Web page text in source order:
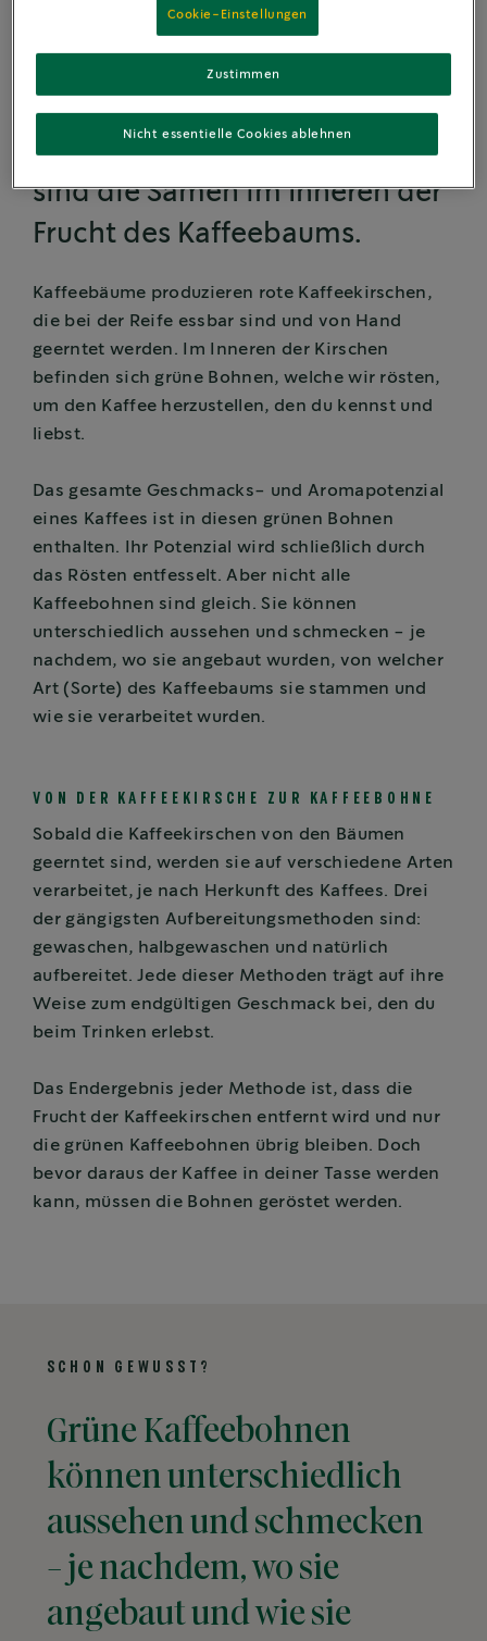
Kaffeebohnen?
Wusstest du, dass Kaffee eine
Frucht ist? Grüne Kaffeebohnen
sind die Samen im Inneren der
Frucht des Kaffeebaums.
Kaffeebäume produzieren rote Kaffeekirschen,
die bei der Reife essbar sind und von Hand
geerntet werden. Im Inneren der Kirschen
befinden sich grüne Bohnen, welche wir rösten,
um den Kaffee herzustellen, den du kennst und
liebst.
Das gesamte Geschmacks- und Aromapotenzial
eines Kaffees ist in diesen grünen Bohnen
enthalten. Ihr Potenzial wird schließlich durch
das Rösten entfesselt. Aber nicht alle
Kaffeebohnen sind gleich. Sie können
unterschiedlich aussehen und schmecken - je
nachdem, wo sie angebaut wurden, von welcher
Art (Sorte) des Kaffeebaums sie stammen und
wie sie verarbeitet wurden.
VON DER KAFFEEKIRSCHE ZUR KAFFEEBOHNE
Sobald die Kaffeekirschen von den Bäumen
geerntet sind, werden sie auf verschiedene Arten
verarbeitet, je nach Herkunft des Kaffees. Drei
der gängigsten Aufbereitungsmethoden sind:
gewaschen, halbgewaschen und natürlich
aufbereitet. Jede dieser Methoden trägt auf ihre
Weise zum endgültigen Geschmack bei, den du
beim Trinken erlebst.
Das Endergebnis jeder Methode ist, dass die
Frucht der Kaffeekirschen entfernt wird und nur
die grünen Kaffeebohnen übrig bleiben. Doch
bevor daraus der Kaffee in deiner Tasse werden
kann, müssen die Bohnen geröstet werden.
SCHON GEWUSST?
Grüne Kaffeebohnen
können unterschiedlich
aussehen und schmecken
- je nachdem, wo sie
angebaut und wie sie
Cookie-Einstellungen
Nicht essentielle Cookies ablehnen
Zustimmen